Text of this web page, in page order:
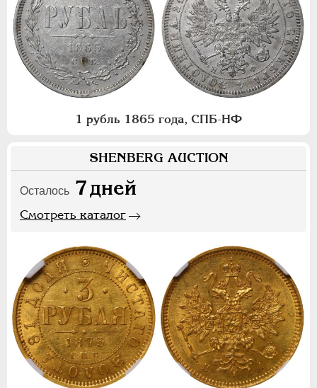
1 рубль 1865 года, СПБ-НФ
SHENBERG AUCTION
Осталось 7дней
Смотреть каталог